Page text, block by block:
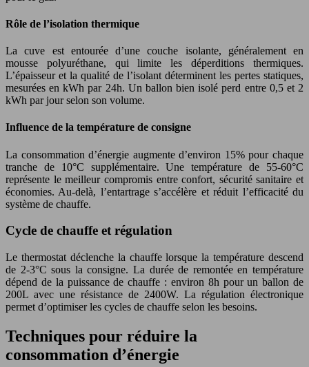
Rôle de l’isolation thermique
La cuve est entourée d’une couche isolante, généralement en
mousse polyuréthane, qui limite les déperditions thermiques.
L’épaisseur et la qualité de l’isolant déterminent les pertes statiques,
mesurées en kWh par 24h. Un ballon bien isolé perd entre 0,5 et 2
kWh par jour selon son volume.
Influence de la température de consigne
La consommation d’énergie augmente d’environ 15% pour chaque
tranche de 10°C supplémentaire. Une température de 55-60°C
représente le meilleur compromis entre confort, sécurité sanitaire et
économies. Au-delà, l’entartrage s’accélère et réduit l’efficacité du
système de chauffe.
Cycle de chauffe et régulation
Le thermostat déclenche la chauffe lorsque la température descend
de 2-3°C sous la consigne. La durée de remontée en température
dépend de la puissance de chauffe : environ 8h pour un ballon de
200L avec une résistance de 2400W. La régulation électronique
permet d’optimiser les cycles de chauffe selon les besoins.
Techniques pour réduire la
consommation d’énergie